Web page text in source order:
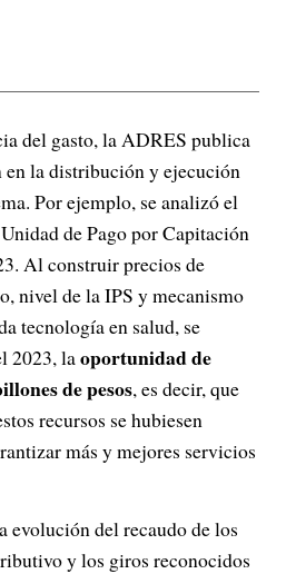
del gasto, la ADRES publica
en la distribución y ejecución
Por ejemplo, se analizó el
de Pago por Capitación
Al construir precios de
nivel de la IPS y mecanismo
tecnología en salud, se
2023, laoportunidad de
de pesos, es decir, que
recursos se hubiesen
más y mejores servicios
evolución del recaudo de los
y los giros reconocidos